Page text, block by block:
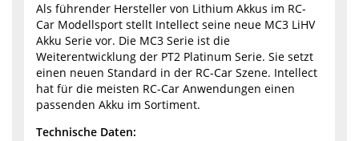
Als führender Hersteller von Lithium Akkus im RC-
Car Modellsport stellt Intellect seine neue MC3 LiHV
Akku Serie vor. Die MC3 Serie ist die
Weiterentwicklung der PT2 Platinum Serie. Sie setzt
einen neuen Standard in der RC-Car Szene. Intellect
hat für die meisten RC-Car Anwendungen einen
passenden Akku im Sortiment.
Technische Daten: